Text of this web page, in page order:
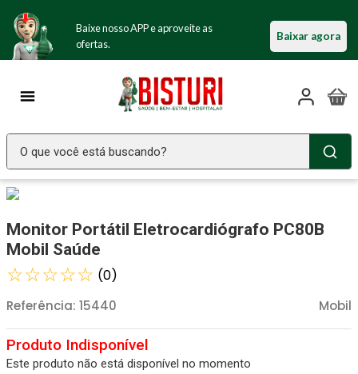
Baixe nosso APP e aproveite as
ofertas.
Baixar agora
O que você está buscando?
Monitor Portátil Eletrocardiógrafo PC80B
Mobil Saúde
☆☆☆☆☆ (0)
Mobil
Referência: 15440
Este produto não está disponível no momento
2º Fralda Geriatrica
3º Littmann
4 º Luva Latex
5º Absorvente Geriatrico
Estetoscopio Littmann